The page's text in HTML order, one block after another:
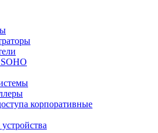
корпоративные